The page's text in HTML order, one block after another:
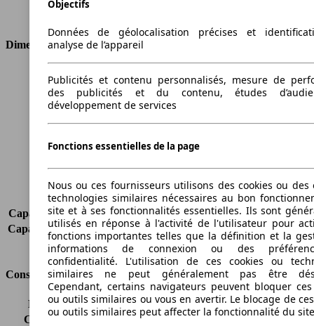
Dimensions
Longueur
3982 mm
Hauteur
1495 mm
Largeur
Empattement
2489 mm
Charge maximale
-
Portes
3
Sièges
5
Charge sur toit
-
Capacité de remorquage (sans freins) -
Capacité de remorquage (avec freins) -
Volume du coffre
290 - 974 l
Consommation
Émissions de CO2*
104 g/km (komb.)
Consommation (ville)
5.6 l/100km
Objectifs
Données de géolocalisation précises et
analyse de l’appareil
Publicités et contenu personnalisés, mesure de
des publicités et du contenu, études
développement de services
Fonctions essentielles de la page
Nous ou ces fournisseurs utilisons des cookies ou des
technologies similaires nécessaires au bon
site et à ses fonctionnalités essentielles. Ils sont
utilisés en réponse à l'activité de l'utilisateur pour
fonctions importantes telles que la définition et la
informations de connexion ou des
confidentialité. L'utilisation de ces cookies ou
similaires ne peut généralement pas être
Cependant, certains navigateurs peuvent bloquer ces
ou outils similaires ou vous en avertir. Le blocage de
ou outils similaires peut affecter la fonctionnalité du